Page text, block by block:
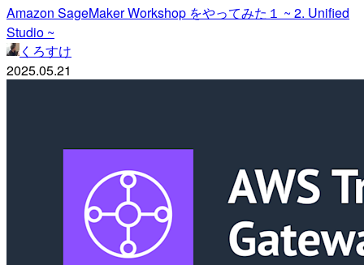
Amazon SageMaker Workshop をやってみた１ ~ 2. Unified
Studio ~
くろすけ
2025.05.21